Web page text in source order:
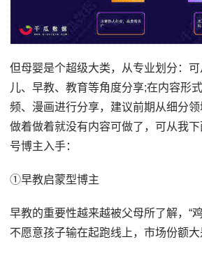
但母婴是个超级大类，从专业划分：
儿、早教、教育等角度分享;在内容形
频、漫画进行分享，建议前期从细分
做着做着就没有内容可做了，可从我
号博主入手：
①早教启蒙型博主
早教的重要性越来越被父母所了解，“
不愿意孩子输在起跑线上，市场份额大